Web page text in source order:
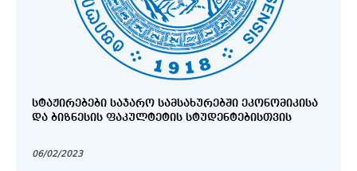
ᲡᲢᲐᲟᲘᲠᲔᲑᲔᲑᲘ ᲡᲐᲯᲐᲠᲝ ᲡᲐᲛᲡᲐᲮᲣᲠᲔᲑᲨᲘ ᲔᲙᲝᲜᲝᲛᲘᲙᲘᲡᲐ
ᲓᲐ ᲑᲘᲖᲜᲔᲡᲘᲡ ᲤᲐᲙᲣᲚᲢᲔᲢᲘᲡ ᲡᲢᲣᲓᲔᲜᲢᲔᲑᲘᲡᲗᲕᲘᲡ
06/02/2023